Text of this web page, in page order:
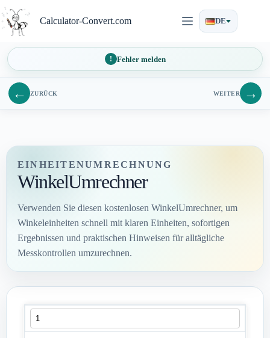
Inhalt
springen
Calculator-Convert.com DE
Fehler melden
← ZURÜCK WEITER →
EINHEITENUMRECHNUNG
WinkelUmrechner
Verwenden Sie diesen kostenlosen WinkelUmrechner, um
Winkeleinheiten schnell mit klaren Einheiten, sofortigen
Ergebnissen und praktischen Hinweisen für alltägliche
Messkontrollen umzurechnen.